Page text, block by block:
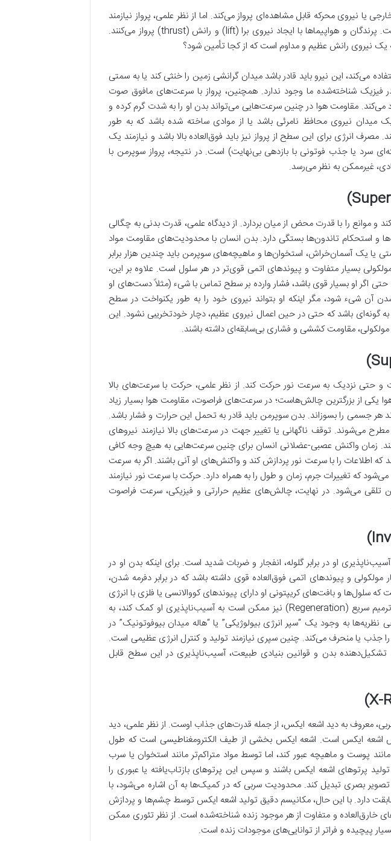
یا نیروی محرکه قابل مشاهده‌ای پرواز می‌کند. اما از نظر علمی، پرواز نیازمند
غلبه بر نیروی جاذبه و ایجاد نیروی رانش است. پرندگان و هواپیماها با ایجاد نیروی برا (lift) و رانش (thrust) پرواز می‌کنند.
یک نیروی رانش عظیم و مداوم است که از کجا تأمین شود؟
می‌کند، این نیرو باید قادر باشد میدان گرانشی زمین را خنثی کند یا به سمتی
فیزیک شناخته‌شده ما وجود ندارد. همچنین، پرواز با سرعت‌های مافوق صوت
می‌کند. مقاومت هوا در چنین سرعت‌هایی می‌تواند بدن او را به شدت گرم کرده و
میدان نیروی محافظ نامرئی باشد یا از موادی ساخته شده باشد که به طور
مصرف انرژی برای این سطح از پرواز نیز باید فوق‌العاده بالا باشد و نیازمند یک
سرد یا جذب فوتونی با بازدهی بی‌نهایت) است. در نتیجه، پرواز سوپرمن با
غیرممکن به نظر می‌رسد.
و موانع را با قدرت محض از میان بردارد. از دیدگاه علمی، قدرت بدنی به چگالی
و استحکام تاندون‌ها بستگی دارد. بدن انسان با محدودیت‌های مقاومت مواد
یا یک آسمان‌خراش، استخوان‌ها و ماهیچه‌های سوپرمن باید چندین هزار برابر
بسیار متفاوت و پیوندهای اتمی قوی‌تر در هر سلول است. علاوه بر این،
حتی اگر او بسیار قوی باشد، فشار وارده بر سطح تماس با شیء (مثلاً دست‌های او
آن شیء شود، مگر اینکه او بتواند نیروی خود را به طور یکنواخت در سطح
گونه‌ای باشد که حتی در حین اعمال نیروی عظیم، دچار خودتخریبی نشود. این
مقاومت کششی و فشاری بی‌سابقه‌ای داشته باشند.
و حتی نزدیک به سرعت نور حرکت کند. از نظر علمی، حرکت با سرعت‌های بالا
یکی از بزرگترین چالش‌هاست؛ در سرعت‌های فراصوت، مقاومت هوا بسیار زیاد
جسمی را بسوزاند. بدن سوپرمن باید قادر به تحمل این حرارت و فشار باشد.
می‌شوند. توقف ناگهانی یا تغییر جهت در سرعت‌های بالا نیازمند نیروهای
زمان واکنش عصبی-عضلانی انسان برای چنین سرعت‌هایی به هیچ وجه کافی
اطلاعات را با سرعت نور پردازش کند و واکنش‌های او آنی باشند. اگر به سرعت
که تغییرات جرم، زمان و طول را به همراه دارد. حرکت با سرعت نور نیازمند
تلقی می‌شود. در نهایت، چالش‌های عظیم حرارتی و فیزیکی، سرعت فراصوت
او در برابر گلوله، انفجار و ضربات شدید است. برای اینکه بدن او در
مولکولی و پیوندهای اتمی فوق‌العاده قوی داشته باشد که در برابر دفرمه شدن،
سلول‌ها و بافت‌های کریپتونی او دارای پیوندهای کووالانسی یا فلزی با انرژی
بسیار بالا هستند. علاوه بر مقاومت، قابلیت ترمیم سریع (Regeneration) نیز ممکن است به آسیب‌ناپذیری او کمک کند، به
به وجود یک “سپر انرژی بیولوژیکی” یا “هاله میدان بیوفوتونیک” در
را جذب یا منحرف می‌کند. چنین سپری نیازمند تولید و کنترل انرژی عظیمی است.
تشکیل‌دهنده بدن و قوانین بنیادی طبیعت، آسیب‌ناپذیری در این سطح قابل
معروف به دید اشعه ایکس، از جمله قدرت‌های جذاب اوست. از نظر علمی، دید
اشعه ایکس است. اشعه ایکس بخشی از طیف الکترومغناطیسی است که طول
پوست و ماهیچه عبور کند، اما توسط مواد متراکم‌تر مانند استخوان یا سرب
پرتوهای اشعه ایکس باشند و سپس این پرتوهای بازتاب‌یافته یا عبوری را
تصویر بصری تبدیل کند. محدودیت سربی که در کمیک‌ها به آن اشاره می‌شود، با
دارد. با این حال، مکانیسم دقیق تولید اشعه ایکس توسط چشم‌ها و پردازش
خارق‌العاده و متفاوت از هر موجود زنده شناخته‌شده است. از نظر تئوری ممکن
پیچیده و فراتر از توانایی‌های موجودات زنده است.